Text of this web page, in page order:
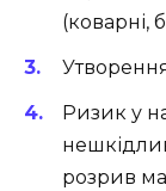
(коварні,
Ризик у
розрив